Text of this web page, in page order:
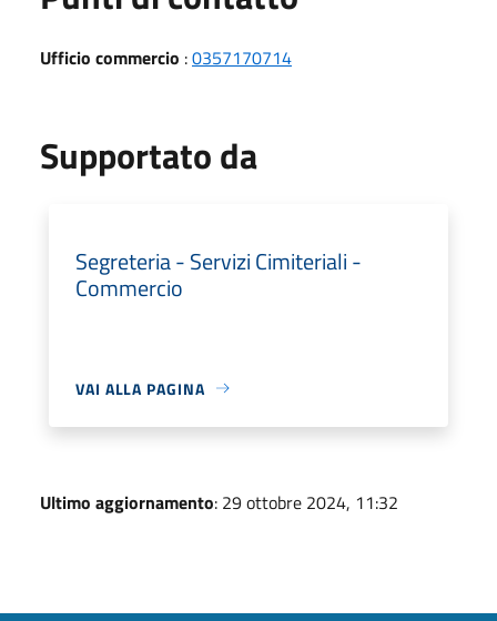
Ufficio commercio :0357170714
Supportato da
Segreteria - Servizi Cimiteriali -
Commercio
VAI ALLA PAGINA
Ultimo aggiornamento: 29 ottobre 2024, 11:32